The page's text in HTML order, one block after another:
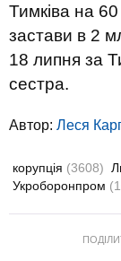
Тимківа на
застави в 2
18 липня за
сестра.
Автор: Леся
корупція (3608)
Укроборонпром